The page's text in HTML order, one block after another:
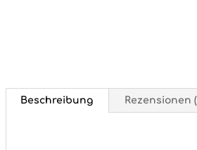
Beschreibung Rezensionen